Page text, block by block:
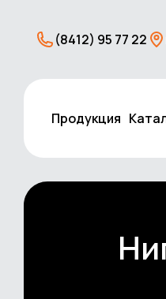
(8412) 95 77 22
Продукция